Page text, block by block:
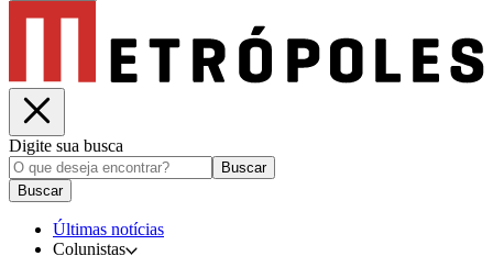
Digite sua busca
Buscar
Buscar
Últimas notícias
Colunistas